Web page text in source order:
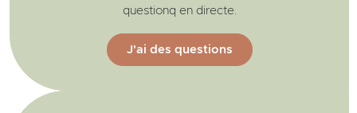
questionq en directe.
J'ai des questions